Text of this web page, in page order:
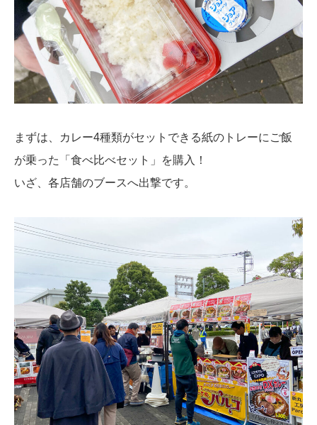
まずは、カレー4種類がセットできる紙のトレーにご飯
が乗った「食べ比べセット」を購入！
いざ、各店舗のブースへ出撃です。